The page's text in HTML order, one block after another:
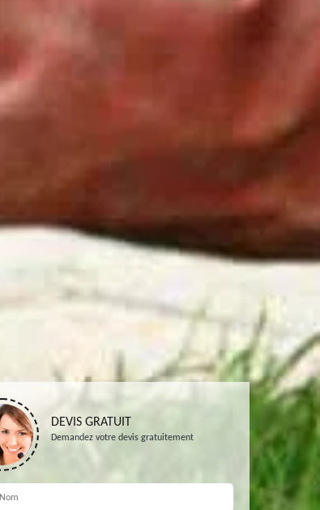
DEVIS GRATUIT
Demandez votre devis gratuitement